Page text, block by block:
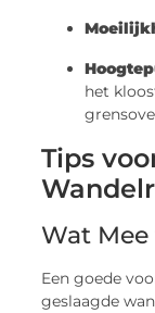
het
Tips
Wat
Een goede
geslaagde